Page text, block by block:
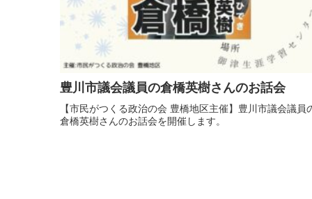
豊川市議会議員の倉橋英樹さんのお話会
【市民がつくる政治の会 豊橋地区主催】豊川市議会議員
倉橋英樹さんのお話会を開催します。